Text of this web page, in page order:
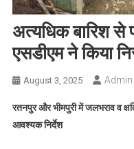
अत्यधिक बारिश से
एसडीएम ने किया
August 3, 2025 Admin
रतनपुर और भीमपुरी में जलभराव व
आवश्यक निर्देश